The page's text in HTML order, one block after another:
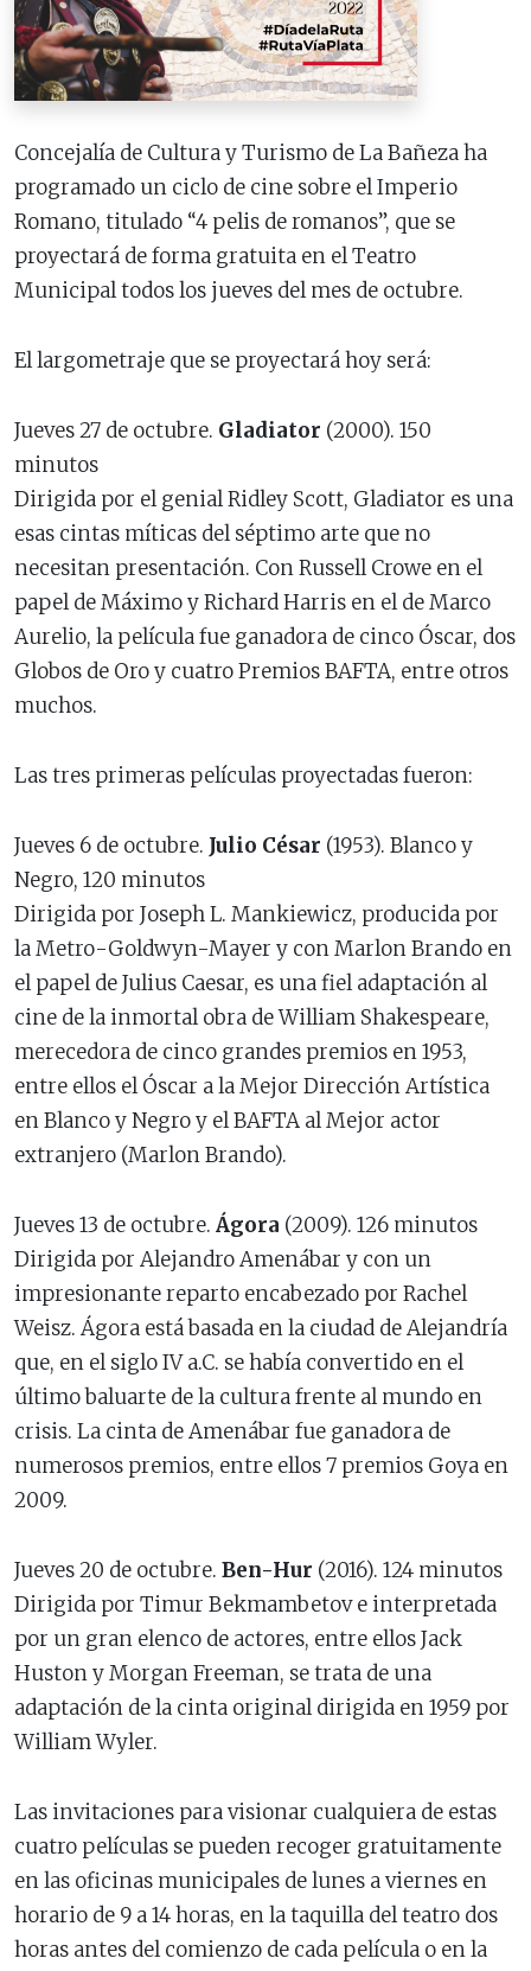
Concejalía de Cultura y Turismo de La Bañeza ha
programado un ciclo de cine sobre el Imperio
Romano, titulado “4 pelis de romanos”, que se
proyectará de forma gratuita en el Teatro
Municipal todos los jueves del mes de octubre.
El largometraje que se proyectará hoy será:
Jueves 27 de octubre. Gladiator (2000). 150
minutos
Dirigida por el genial Ridley Scott, Gladiator es una
esas cintas míticas del séptimo arte que no
necesitan presentación. Con Russell Crowe en el
papel de Máximo y Richard Harris en el de Marco
Aurelio, la película fue ganadora de cinco Óscar, dos
Globos de Oro y cuatro Premios BAFTA, entre otros
muchos.
Las tres primeras películas proyectadas fueron:
Jueves 6 de octubre. Julio César (1953). Blanco y
Negro, 120 minutos
Dirigida por Joseph L. Mankiewicz, producida por
la Metro-Goldwyn-Mayer y con Marlon Brando en
el papel de Julius Caesar, es una fiel adaptación al
cine de la inmortal obra de William Shakespeare,
merecedora de cinco grandes premios en 1953,
entre ellos el Óscar a la Mejor Dirección Artística
en Blanco y Negro y el BAFTA al Mejor actor
extranjero (Marlon Brando).
Jueves 13 de octubre. Ágora (2009). 126 minutos
Dirigida por Alejandro Amenábar y con un
impresionante reparto encabezado por Rachel
Weisz. Ágora está basada en la ciudad de Alejandría
que, en el siglo IV a.C. se había convertido en el
último baluarte de la cultura frente al mundo en
crisis. La cinta de Amenábar fue ganadora de
numerosos premios, entre ellos 7 premios Goya en
2009.
Jueves 20 de octubre. Ben-Hur (2016). 124 minutos
Dirigida por Timur Bekmambetov e interpretada
por un gran elenco de actores, entre ellos Jack
Huston y Morgan Freeman, se trata de una
adaptación de la cinta original dirigida en 1959 por
William Wyler.
Las invitaciones para visionar cualquiera de estas
cuatro películas se pueden recoger gratuitamente
en las oficinas municipales de lunes a viernes en
horario de 9 a 14 horas, en la taquilla del teatro dos
horas antes del comienzo de cada película o en la